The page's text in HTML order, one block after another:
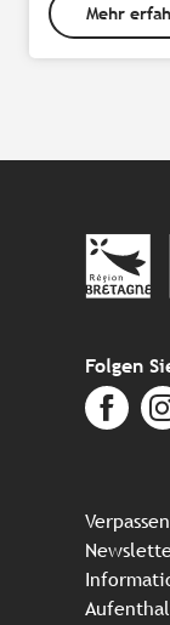
Mehr
Folgen